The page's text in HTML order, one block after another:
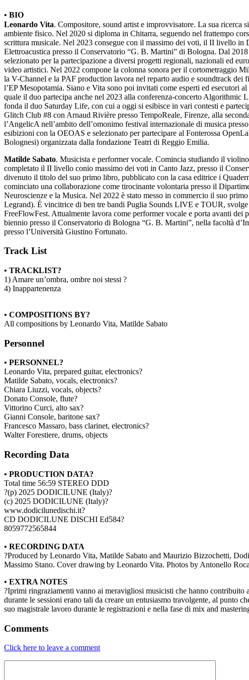
• BIO
Leonardo Vita. Compositore, sound artist e improvvisatore. La sua ricerca
ambiente fisico. Nel 2020 si diploma in Chitarra, seguendo nel frattempo
scrittura musicale. Nel 2023 consegue con il massimo dei voti, il II livello
Elettroacustica presso il Conservatorio “G. B. Martini” di Bologna. Dal
selezionato per la partecipazione a diversi progetti regionali, nazionali ed
video artistici. Nel 2022 compone la colonna sonora per il cortometraggio
la V-Channel e la PAF production lavora nel reparto audio e soundtrack
l’EP Mesopotamia. Siano e Vita sono poi invitati come esperti ed esecutori
quale il duo partecipa anche nel 2023 alla conferenza-concerto Algorithmic
fonda il duo Saturday Life, con cui a oggi si esibisce in vari contesti e
Glitch Club #8 con Arnaud Rivière presso TempoReale, Firenze, alla
l’AngelicA nell’ambito dell’omonimo festival internazionale di musica
esibizioni con la OEOAS e selezionato per partecipare al Fonterossa
Bolognesi) organizzata dalla fondazione Teatri di Reggio Emilia.
Matilde Sabato. Musicista e performer vocale. Comincia studiando il
completato il II livello conio massimo dei voti in Canto Jazz, presso il
divenuto il titolo del suo primo libro, pubblicato con la casa editrice i
cominciato una collaborazione come tirocinante volontaria presso il
Neuroscienze e la Musica. Nel 2022 è stato messo in commercio il suo
Legrand). É vincitrice di ben tre bandi Puglia Sounds LIVE e TOUR,
FreeFlowFest. Attualmente lavora come performer vocale e porta avanti
biennio presso il Conservatorio di Bologna “G. B. Martini”, nella facoltà
presso l’Università Giustino Fortunato.
Track List
• TRACKLIST?
1) Amare un’ombra, ombre noi stessi ?
4) Inappartenenza
• COMPOSITIONS BY?
All compositions by Leonardo Vita, Matilde Sabato
Personnel
• PERSONNEL?
Leonardo Vita, prepared guitar, electronics?
Matilde Sabato, vocals, electronics?
Chiara Liuzzi, vocals, objects?
Donato Console, flute?
Vittorino Curci, alto sax?
Gianni Console, baritone sax?
Francesco Massaro, bass clarinet, electronics?
Walter Forestiere, drums, objects
Recording Data
• PRODUCTION DATA?
Total time 56:59 STEREO DDD
?(p) 2025 DODICILUNE (Italy)?
(c) 2025 DODICILUNE (Italy)?
www.dodicilunedischi.it?
CD DODICILUNE DISCHI Ed584?
8059772565844
• RECORDING DATA
?Produced by Leonardo Vita, Matilde Sabato and Maurizio Bizzochetti,
Massimo Stano. Cover drawing by Leonardo Vita. Photos by Antonello
• EXTRA NOTES
?Iprimi ringraziamenti vanno ai meravigliosi musicisti che hanno contribuito
durante le sessioni erano tali da creare un entusiasmo travolgente, al punto
suo magistrale lavoro durante le registrazioni e nella fase di mix and
Comments
Click here to leave a comment